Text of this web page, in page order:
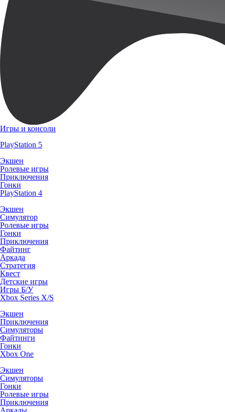
Игры и консоли
PlayStation 5
Экшен
Ролевые игры
Приключения
Гонки
PlayStation 4
Экшен
Симулятор
Ролевые игры
Гонки
Приключения
Файтинг
Аркада
Стратегия
Квест
Детские игры
Игры Б/У
Xbox Series X/S
Экшен
Приключения
Симуляторы
Файтинги
Гонки
Xbox One
Экшен
Симуляторы
Гонки
Ролевые игры
Приключения
Аркады